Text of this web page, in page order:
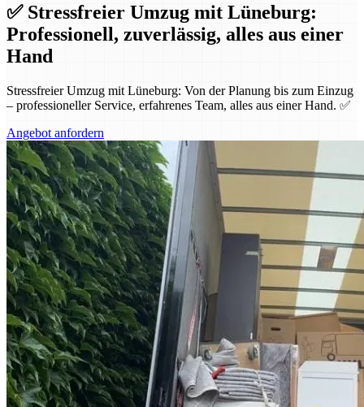
✅ Stressfreier Umzug mit Lüneburg:
Professionell, zuverlässig, alles aus einer
Hand
Stressfreier Umzug mit Lüneburg: Von der Planung bis zum Einzug
– professioneller Service, erfahrenes Team, alles aus einer Hand. ✅
Angebot anfordern